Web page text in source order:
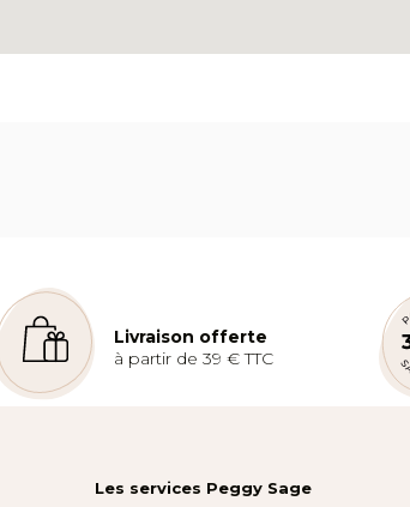
Livraison offerte
à partir de 39 € TTC
Les services Peggy Sage